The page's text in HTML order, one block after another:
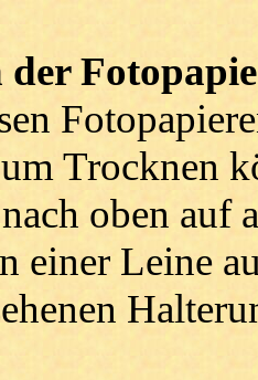
der
Trocknen
oben auf
einer Leine